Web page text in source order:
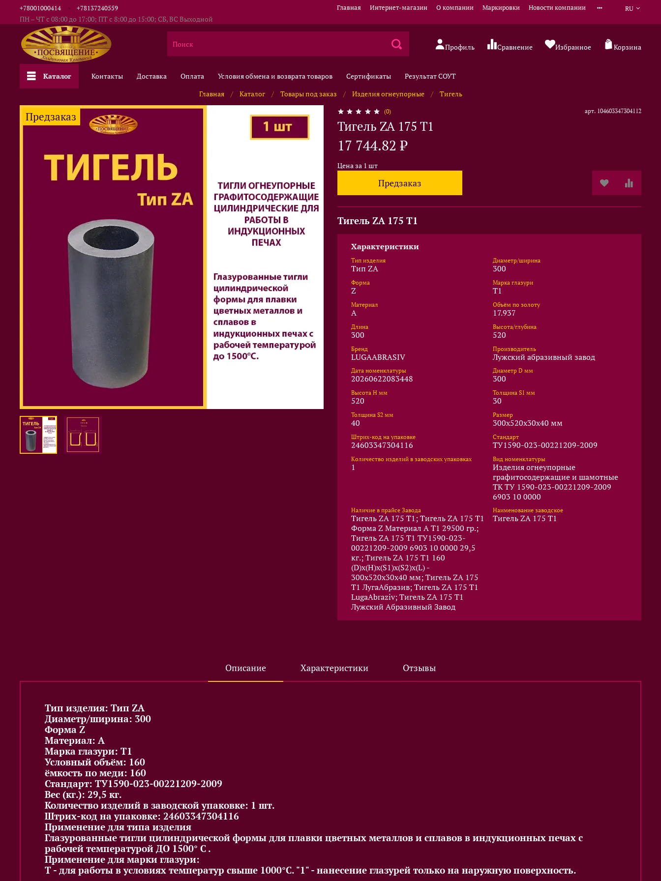
Главная Интернет-магазин О компании Маркировки Новости компании
ПН – ЧТ с 08:00 до 17:00; ПТ с 8:00 до 15:00; СБ, ВС Выходной
+78001000414 +78137240559 RU
Профиль Сравнение Избранное Корзина
Каталог Контакты Доставка Оплата Условия обмена и возврата товаров Сертификаты
Результат СОУТ
Главная
Каталог Товары под заказ Изделия огнеупорные Тигель
Предзаказ (0) арт. 104603347304112
Тигель ZA 175 T1
17 744.82 ₽
Цена за 1 шт
Предзаказ
Тигель ZA 175 T1
Характеристики
Тип изделия
Тип ZA
Диаметр/ширина
300
Форма
Z
Марка глазури
T1
Материал
A
Объём по золоту
17.937
Длина
300
Высота/глубина
520
Бренд
LUGAABRASIV
Производитель
Лужский абразивный завод
Дата номенклатуры
20260622083448
Диаметр D мм
300
Высота Н мм
520
Толщина S1 мм
30
Толщина S2 мм
40
Размер
300x520x30x40 мм
Штрих-код на упаковке
24603347304116
Стандарт
ТУ1590-023-00221209-2009
Количество изделий в заводских упаковках
1
Вид номенклатуры
Изделия огнеупорные
графитосодержащие и шамотные
ТК ТУ 1590-023-00221209-2009
6903 10 0000
Наличие в прайсе Завода
Тигель ZA 175 T1; Тигель ZA 175 T1
Форма Z Материал A T1 29500 гр.;
Тигель ZA 175 T1 ТУ1590-023-
00221209-2009 6903 10 0000 29,5
кг.; Тигель ZA 175 T1 160
(D)x(Н)x(S1)x(S2)x(L) -
300x520x30x40 мм; Тигель ZA 175
T1 ЛугаАбразив; Тигель ZA 175 T1
LugaAbraziv; Тигель ZA 175 T1
Лужский Абразивный Завод
Наименование заводское
Тигель ZA 175 T1
Описание Характеристики Отзывы
Тип изделия: Тип ZA
Диаметр/ширина: 300
Форма Z
Материал: A
Марка глазури: T1
Условный объём: 160
ёмкость по меди: 160
Стандарт: ТУ1590-023-00221209-2009
Вес (кг.): 29,5 кг.
Количество изделий в заводской упаковке: 1 шт.
Штрих-код на упаковке: 24603347304116
Применение для типа изделия
Глазурованные тигли цилиндрической формы для плавки цветных металлов и сплавов в индукционных печах с
рабочей температурой ДО 1500° C .
Применение для марки глазури:
Т - для работы в условиях температур свыше 1000°С. "1" - нанесение глазурей только на наружную поверхность.